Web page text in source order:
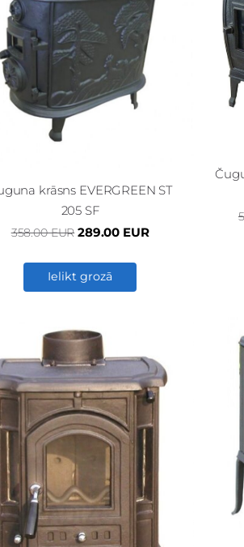
krāsns EVERGREEN ST
205 SF
358.00 EUR 289.00 EUR
Ielikt grozā